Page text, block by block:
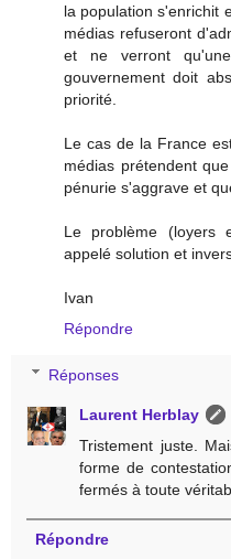
la population s'enrichit
médias refuseront
et ne verront
gouvernement doit
priorité.
Le cas de la France
médias prétendent
pénurie s'aggrave et
Le problème (loyers
appelé solution et
Ivan
Répondre
Réponses
Laurent Herblay
Tristement juste.
forme de
fermés à toute
Répondre